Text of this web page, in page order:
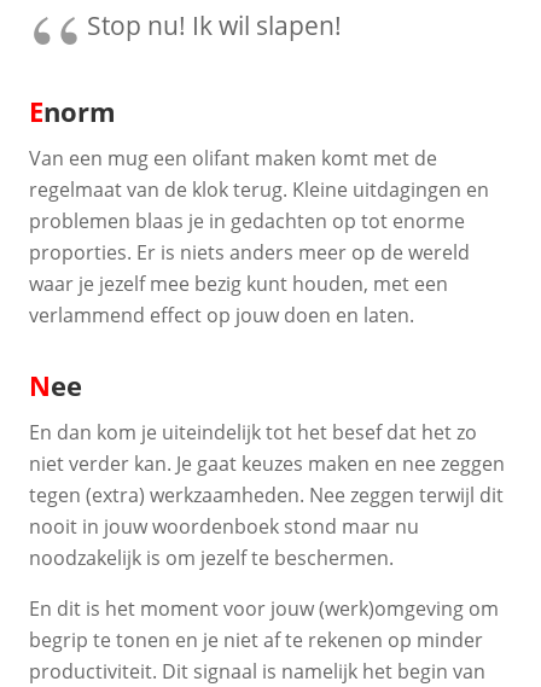
Stop nu! Ik wil slapen!
Enorm
Van een mug een olifant maken komt met de
regelmaat van de klok terug. Kleine uitdagingen en
problemen blaas je in gedachten op tot enorme
proporties. Er is niets anders meer op de wereld
waar je jezelf mee bezig kunt houden, met een
verlammend effect op jouw doen en laten.
Nee
En dan kom je uiteindelijk tot het besef dat het zo
niet verder kan. Je gaat keuzes maken en nee zeggen
tegen (extra) werkzaamheden. Nee zeggen terwijl dit
nooit in jouw woordenboek stond maar nu
noodzakelijk is om jezelf te beschermen.
En dit is het moment voor jouw (werk)omgeving om
begrip te tonen en je niet af te rekenen op minder
productiviteit. Dit signaal is namelijk het begin van